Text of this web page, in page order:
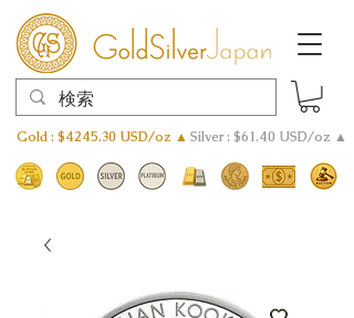
Gold : $4245.30 USD/oz ▲ Silver : $61.40 USD/oz ▲